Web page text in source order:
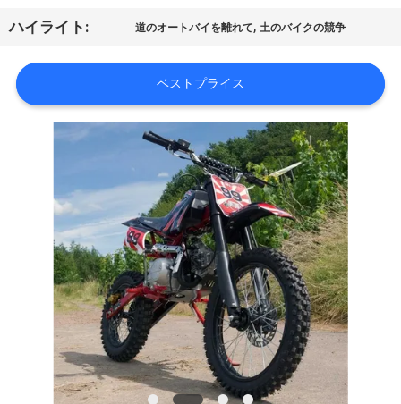
場
行
ハイライト: 道のオートバイを離れて,土のバイクの競争
ベストプライス